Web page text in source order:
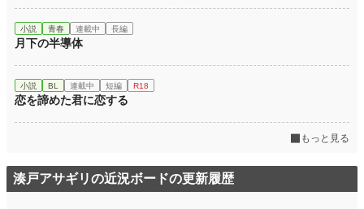
小説 青春 連載中 長編
月下の半導体
小説 BL 連載中 短編 R18
恋を諦めた君に恋する
もっと見る
湊戸アサギリの近況ボードの更新履歴